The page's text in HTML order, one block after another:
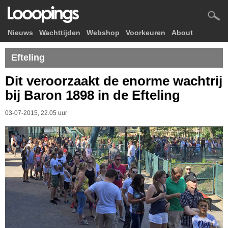
Nieuws Wachttijden Webshop Voorkeuren About
Efteling
Dit veroorzaakt de enorme wachtrij
bij Baron 1898 in de Efteling
03-07-2015, 22.05 uur